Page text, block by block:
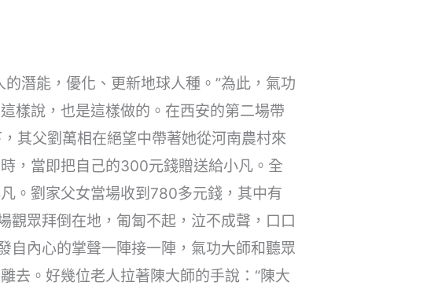
潛能，優化、更新地球人種。”為此，氣功
樣說，也是這樣做的。在西安的第二場帶
其父劉萬相在絕望中帶著她從河南農村來
，當即把自己的300元錢贈送給小凡。全
。劉家父女當場收到780多元錢，其中有
觀眾拜倒在地，匍匐不起，泣不成聲，口口
自內心的掌聲一陣接一陣，氣功大師和聽眾
去。好幾位老人拉著陳大師的手說：“陳大